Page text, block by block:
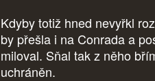
Kdyby totiž hned nevyřkl
by přešla i na Conrada a
miloval. Sňal tak z něho
uchráněn.